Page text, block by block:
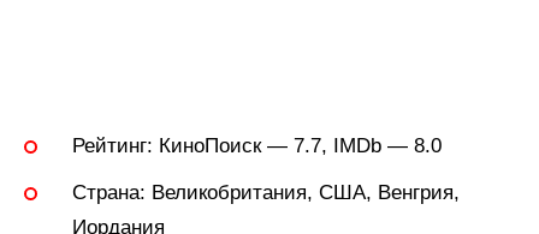
Рейтинг: КиноПоиск — 7.7, IMDb — 8.0
Страна: Великобритания, США, Венгрия,
Иордания